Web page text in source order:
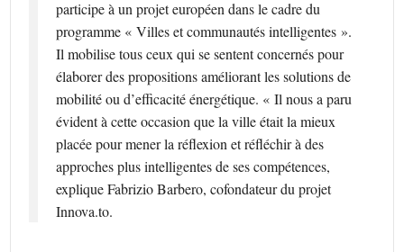
participe à un projet européen dans le cadre du
programme « Villes et communautés intelligentes ».
Il mobilise tous ceux qui se sentent concernés pour
élaborer des propositions améliorant les solutions de
mobilité ou d’efficacité énergétique. « Il nous a paru
évident à cette occasion que la ville était la mieux
placée pour mener la réflexion et réfléchir à des
approches plus intelligentes de ses compétences,
explique Fabrizio Barbero, cofondateur du projet
Innova.to.